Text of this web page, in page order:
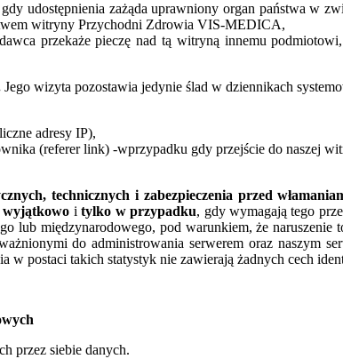
udostępnienia zażąda uprawniony organ państwa w
witryny Przychodni Zdrowia VIS-MEDICA,
przekaże pieczę nad tą witryną innemu
Jego wizyta pozostawia jedynie ślad w dziennikach
adresy IP),
(referer link) -wprzypadku gdy przejście do naszej
technicznych i zabezpieczenia przed
wyjątkowo itylko w przypadku, gdy wymagają tego
lub międzynarodowego, pod warunkiem, że
do administrowania serwerem oraz naszym
w postaci takich statystyk nie zawierają żadnych cech
przez siebie danych.